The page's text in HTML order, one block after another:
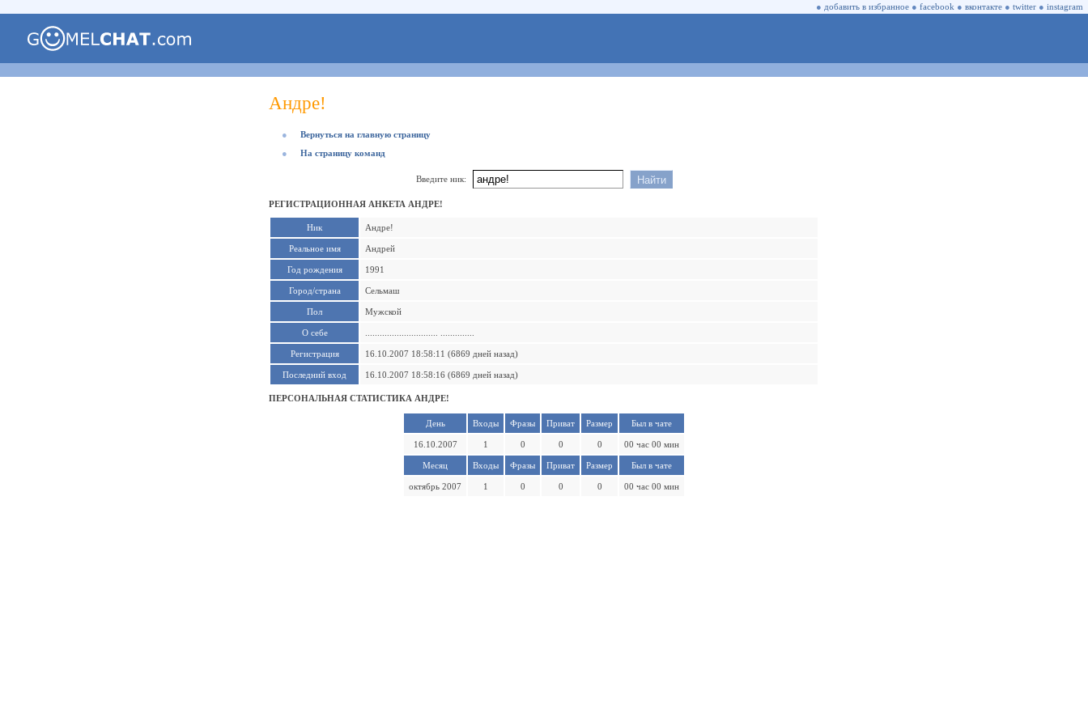
● добавить в избранное ● facebook ● вконтакте ● twitter ● instagram
Андре!
●
Вернуться на главную страницу
●
На страницу команд
Введите ник:
РЕГИСТРАЦИОННАЯ АНКЕТА АНДРЕ!
Ник Андре!
Реальное имя Андрей
Год рождения 1991
Город/страна Сельмаш
Пол Мужской
О себе
Регистрация 16.10.2007 18:58:11 (6869 дней назад)
Последний вход 16.10.2007 18:58:16 (6869 дней назад)
ПЕРСОНАЛЬНАЯ СТАТИСТИКА АНДРЕ!
День Входы Фразы Приват Размер Был в чате
16.10.2007 1 0 0 0 00 час 00 мин
Месяц Входы Фразы Приват Размер Был в чате
октябрь 2007 1 0 0 0 00 час 00 мин